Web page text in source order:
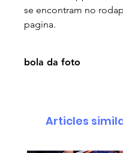
se encontram no
pagina.
bola da foto
Articles